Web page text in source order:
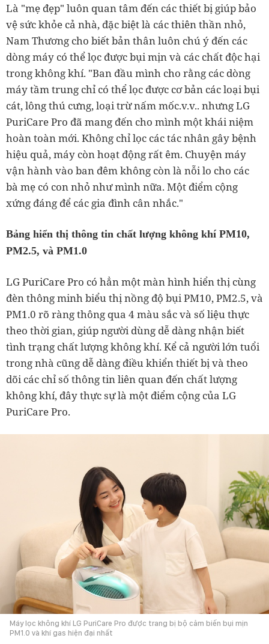
Là "mẹ đẹp" luôn quan tâm đến các thiết bị giúp bảo
vệ sức khỏe cả nhà, đặc biệt là các thiên thần nhỏ,
Nam Thương cho biết bản thân luôn chú ý đến các
dòng máy có thể lọc được bụi mịn và các chất độc hại
trong không khí. "Ban đầu mình cho rằng các dòng
máy tầm trung chỉ có thể lọc được cơ bản các loại bụi
cát, lông thú cưng, loại trừ nấm mốc.v.v.. nhưng LG
PuriCare Pro đã mang đến cho mình một khái niệm
hoàn toàn mới. Không chỉ lọc các tác nhân gây bệnh
hiệu quả, máy còn hoạt động rất êm. Chuyện máy
vận hành vào ban đêm không còn là nỗi lo cho các
bà mẹ có con nhỏ như mình nữa. Một điểm cộng
xứng đáng để các gia đình cân nhắc."
Bảng hiển thị thông tin chất lượng không khí PM10,
PM2.5, và PM1.0
LG PuriCare Pro có hẳn một màn hình hiển thị cùng
đèn thông minh biểu thị nồng độ bụi PM10, PM2.5, và
PM1.0 rõ ràng thông qua 4 màu sắc và số liệu thực
theo thời gian, giúp người dùng dễ dàng nhận biết
tình trạng chất lượng không khí. Kể cả người lớn tuổi
trong nhà cũng dễ dàng điều khiển thiết bị và theo
dõi các chỉ số thông tin liên quan đến chất lượng
không khí, đây thực sự là một điểm cộng của LG
PuriCare Pro.
Máy lọc không khí LG PuriCare Pro được trang bị bộ cảm biến bụi mịn
PM1.0 và khí gas hiện đại nhất